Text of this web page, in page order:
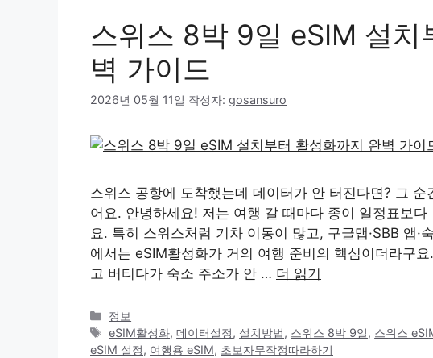
스위스 8박 9일 eSIM 설치
벽 가이드
2026년 05월 11일 작성자: gosansuro
스위스 공항에 도착했는데 데이터가 안 터진다면? 그
어요. 안녕하세요! 저는 여행 갈 때마다 종이 일정표보
요. 특히 스위스처럼 기차 이동이 많고, 구글맵·SBB 앱·
에서는 eSIM활성화가 거의 여행 준비의 핵심이더라구
고 버티다가 숙소 주소가 안 … 더 읽기
카
테
고
정보
태
그
eSIM활성화,데이터설정, 설치방법, 스위스 8박 9일, 스위스
eSIM 설정, 여행용 eSIM, 초보자무작정따라하기